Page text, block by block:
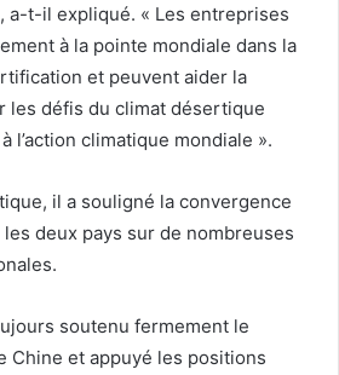
a-t-il expliqué. « Les entreprises
à la pointe mondiale dans la
et peuvent aider la
les défis du climat désertique
l’action climatique mondiale ».
il a souligné la convergence
deux pays sur de nombreuses
soutenu fermement le
Chine et appuyé les positions